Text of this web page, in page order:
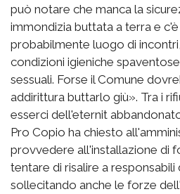
può notare che manca la
immondizia buttata a terra e
probabilmente luogo di
condizioni igieniche
sessuali. Forse il Comune
addirittura buttarlo giù». Tra i
esserci dell'eternit
Pro Copio ha chiesto
provvedere all'installazione di
tentare di risalire a responsabili
sollecitando anche le forze